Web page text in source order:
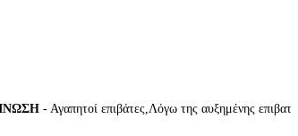
- Αγαπητοί επιβάτες,Λόγω της αυξημένης